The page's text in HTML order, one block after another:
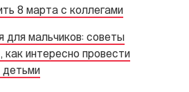
8 марта с коллегами
для мальчиков: советы
как интересно провести
детьми